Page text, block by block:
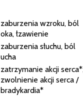
zaburzenia wzroku, ból
oka, łzawienie
zaburzenia słuchu, ból
ucha
zatrzymanie akcji
zwolnienie akcji serca /
bradykardia*